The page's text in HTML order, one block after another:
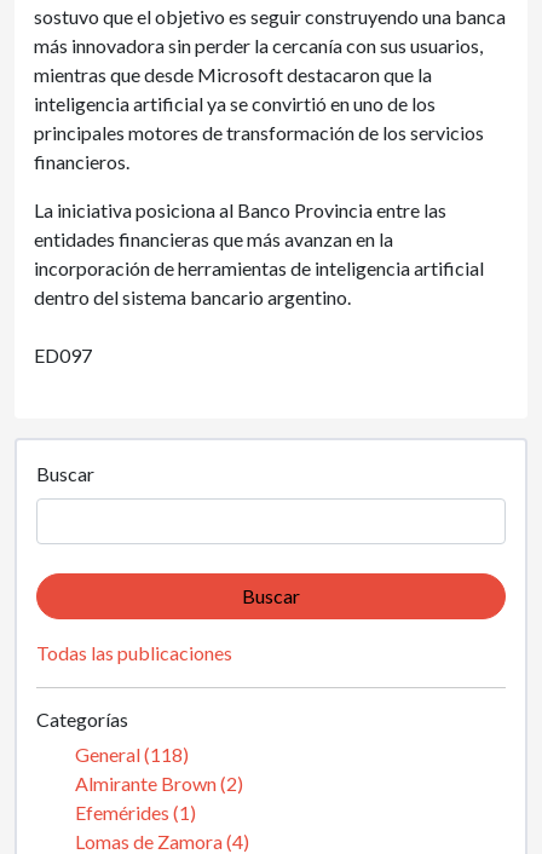
sostuvo que el objetivo es seguir construyendo una banca
más innovadora sin perder la cercanía con sus usuarios,
mientras que desde Microsoft destacaron que la
inteligencia artificial ya se convirtió en uno de los
principales motores de transformación de los servicios
financieros.
La iniciativa posiciona al Banco Provincia entre las
entidades financieras que más avanzan en la
incorporación de herramientas de inteligencia artificial
dentro del sistema bancario argentino.
ED097
Buscar
Buscar
Todas las publicaciones
Categorías
General (118)
Almirante Brown (2)
Efemérides (1)
Lomas de Zamora (4)